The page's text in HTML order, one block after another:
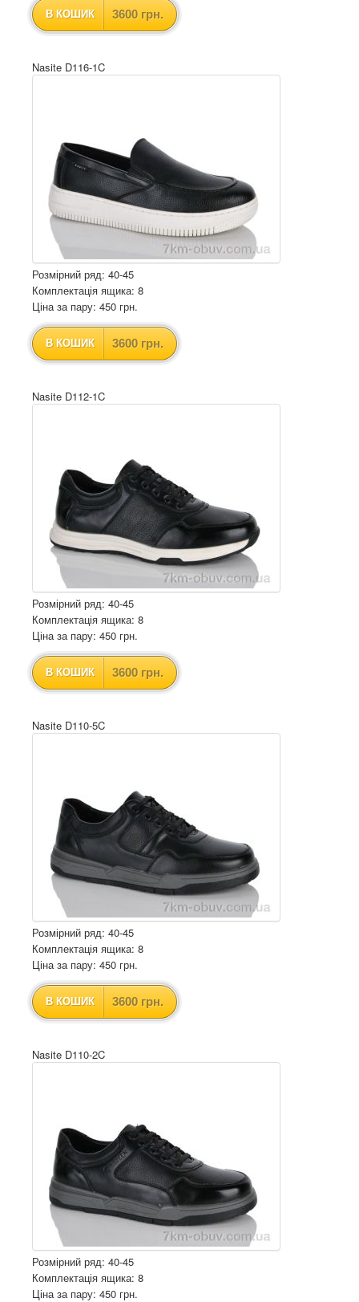
В КОШИК 3600 грн.
Nasite D116-1C
Розмірний ряд: 40-45
Комплектація ящика: 8
Ціна за пару: 450 грн.
В КОШИК 3600 грн.
Nasite D112-1C
Розмірний ряд: 40-45
Комплектація ящика: 8
Ціна за пару: 450 грн.
В КОШИК 3600 грн.
Nasite D110-5C
Розмірний ряд: 40-45
Комплектація ящика: 8
Ціна за пару: 450 грн.
В КОШИК 3600 грн.
Nasite D110-2C
Розмірний ряд: 40-45
Комплектація ящика: 8
Ціна за пару: 450 грн.